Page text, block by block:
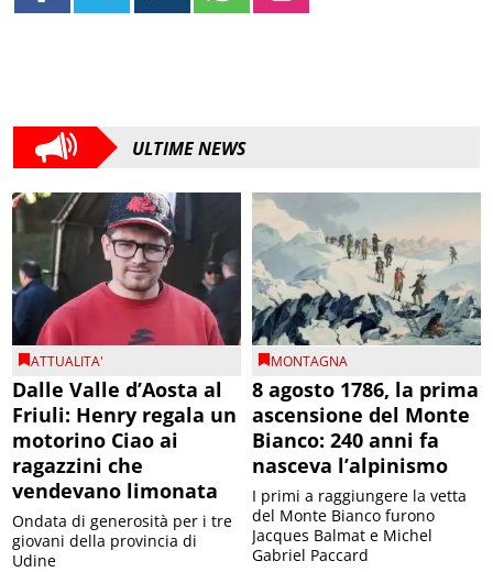
ULTIME NEWS
ATTUALITA'
Dalle Valle d’Aosta al
Friuli: Henry regala un
motorino Ciao ai
ragazzini che
vendevano limonata
Ondata di generosità per i tre
giovani della provincia di
Udine
MONTAGNA
8 agosto 1786, la prima
ascensione del Monte
Bianco: 240 anni fa
nasceva l’alpinismo
I primi a raggiungere la vetta
del Monte Bianco furono
Jacques Balmat e Michel
Gabriel Paccard